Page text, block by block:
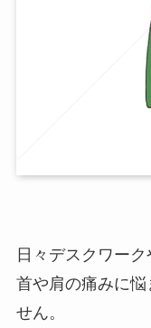
日々デスクワーク
首や肩の痛みに
せん。